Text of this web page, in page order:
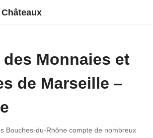
Monnaies et
de Marseille –
Bouches-du-Rhône compte de nombreux